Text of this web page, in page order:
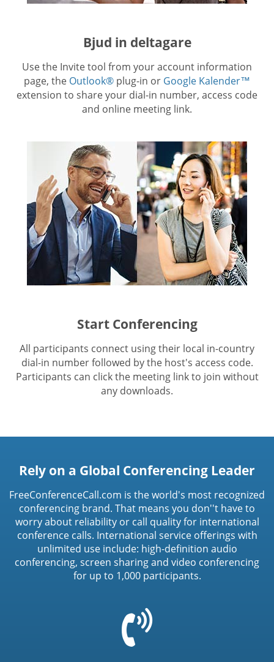
Bjud in deltagare
Use the Invite tool from your account information
page, the Outlook® plug-in or Google Kalender™
extension to share your dial-in number, access code
and online meeting link.
Start Conferencing
All participants connect using their local in-country
dial-in number followed by the host's access code.
Participants can click the meeting link to join without
any downloads.
Rely on a Global Conferencing Leader
FreeConferenceCall.com is the world's most recognized
conferencing brand. That means you don''t have to
worry about reliability or call quality for international
conference calls. International service offerings with
unlimited use include: high-definition audio
conferencing, screen sharing and video conferencing
for up to 1,000 participants.
t('common.phone_icon')